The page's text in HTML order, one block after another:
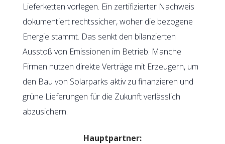
Lieferketten vorlegen. Ein zertifizierter Nachweis
dokumentiert rechtssicher, woher die bezogene
Energie stammt. Das senkt den bilanzierten
Ausstoß von Emissionen im Betrieb. Manche
Firmen nutzen direkte Verträge mit Erzeugern, um
den Bau von Solarparks aktiv zu finanzieren und
grüne Lieferungen für die Zukunft verlässlich
abzusichern.
Hauptpartner: